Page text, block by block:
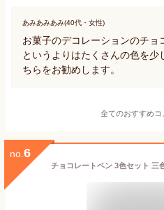
あみあみあみ(40代・女性)
お菓子のデコレーションのチョ
というよりはたくさんの色を少
ちらをお勧めします。
全てのおすすめコ
no. 6